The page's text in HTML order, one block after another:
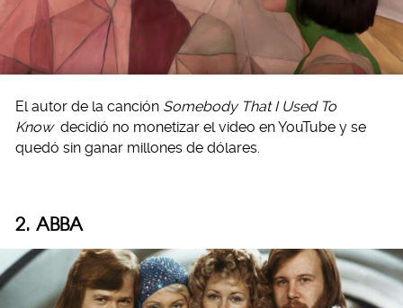
El autor de la canción Somebody That I Used To
Know decidió no monetizar el video en YouTube y se
quedó sin ganar millones de dólares.
2. ABBA